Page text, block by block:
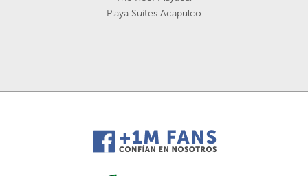
Playa Suites Acapulco